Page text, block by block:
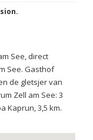
See, direct
See. Gasthof
de gletsjer van
Zell am See: 3
Kaprun, 3,5 km.